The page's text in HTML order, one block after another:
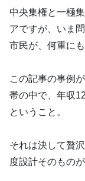
中央集権と一極
アですが、いま
市民が、何重に
この記事の事例
帯の中で、年収
ということ。
それは決して贅
度設計そのもの